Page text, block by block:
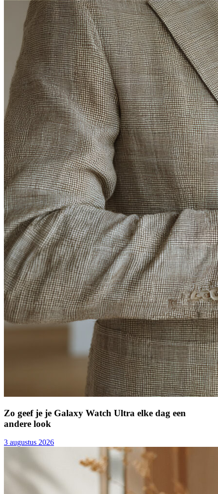
Zo geef je je Galaxy Watch Ultra elke dag een
andere look
3 augustus 2026